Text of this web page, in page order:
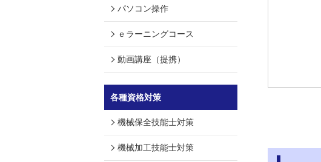
パソコン操作
ｅラーニングコース
動画講座（提携）
各種資格対策
機械保全技能士対策
機械加工技能士対策